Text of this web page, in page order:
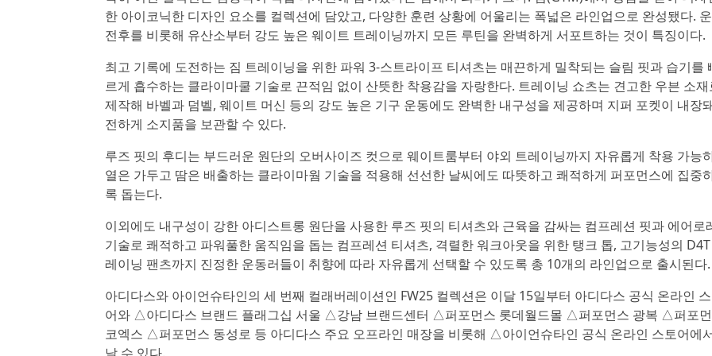
한 아이코닉한 디자인 요소를 컬렉션에 담았고, 다양한 훈련 상황에 어울리는 폭넓은 라인업으로 완성됐다.
전후를 비롯해 유산소부터 강도 높은 웨이트 트레이닝까지 모든 루틴을 완벽하게 서포트하는 것이 특징이다.
최고 기록에 도전하는 짐 트레이닝을 위한 파워 3-스트라이프 티셔츠는 매끈하게 밀착되는 슬림 핏과 습기를
르게 흡수하는 클라이마쿨 기술로 끈적임 없이 산뜻한 착용감을 자랑한다. 트레이닝 쇼츠는 견고한 우븐 소재
제작해 바벨과 덤벨, 웨이트 머신 등의 강도 높은 기구 운동에도 완벽한 내구성을 제공하며 지퍼 포켓이 내장
전하게 소지품을 보관할 수 있다.
루즈 핏의 후디는 부드러운 원단의 오버사이즈 컷으로 웨이트룸부터 야외 트레이닝까지 자유롭게 착용 가능
열은 가두고 땀은 배출하는 클라이마웜 기술을 적용해 선선한 날씨에도 따뜻하고 쾌적하게 퍼포먼스에 집중
록 돕는다.
이외에도 내구성이 강한 아디스트롱 원단을 사용한 루즈 핏의 티셔츠와 근육을 감싸는 컴프레션 핏과 에어로
기술로 쾌적하고 파워풀한 움직임을 돕는 컴프레션 티셔츠, 격렬한 워크아웃을 위한 탱크 톱, 고기능성의
레이닝 팬츠까지 진정한 운동러들이 취향에 따라 자유롭게 선택할 수 있도록 총 10개의 라인업으로 출시된다.
아디다스와 아이언슈타인의 세 번째 컬래버레이션인 FW25 컬렉션은 이달 15일부터 아디다스 공식 온라인
어와 △아디다스 브랜드 플래그십 서울 △강남 브랜드센터 △퍼포먼스 롯데월드몰 △퍼포먼스 광복 △퍼포
코엑스 △퍼포먼스 동성로 등 아디다스 주요 오프라인 매장을 비롯해 △아이언슈타인 공식 온라인 스토어에